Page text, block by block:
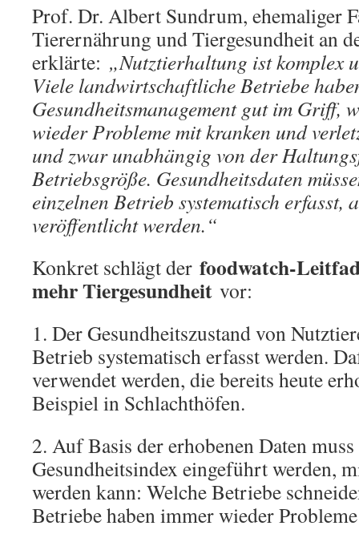
Prof. Dr. Albert Sundrum, ehemaliger
Tierernährung und Tiergesundheit an
erklärte: „Nutztierhaltung ist komplex
Viele landwirtschaftliche Betriebe
Gesundheitsmanagement gut im Griff,
wieder Probleme mit kranken und
und zwar unabhängig von der
Betriebsgröße. Gesundheitsdaten
einzelnen Betrieb systematisch erfasst,
veröffentlicht werden.“
Konkret schlägt der foodwatch-
mehr Tiergesundheit vor:
1. Der Gesundheitszustand von
Betrieb systematisch erfasst werden.
verwendet werden, die bereits heute
Beispiel in Schlachthöfen.
2. Auf Basis der erhobenen Daten
Gesundheitsindex eingeführt werden,
werden kann: Welche Betriebe
Betriebe haben immer wieder